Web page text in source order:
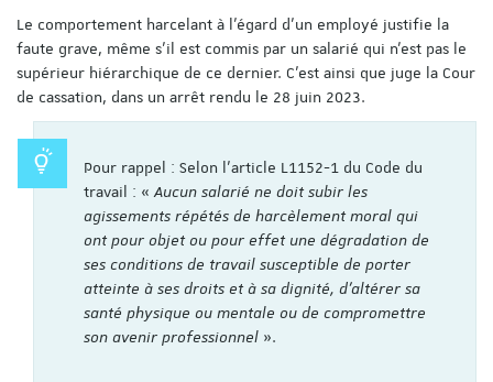
Le comportement harcelant à l’égard d’un employé justifie la
faute grave, même s’il est commis par un salarié qui n’est pas le
supérieur hiérarchique de ce dernier. C’est ainsi que juge la Cour
de cassation, dans un arrêt rendu le 28 juin 2023.
Pour rappel : Selon l’article L1152-1 du Code du
travail : «Aucun salarié ne doit subir les
agissements répétés de harcèlement moral qui
ont pour objet ou pour effet une dégradation de
ses conditions de travail susceptible de porter
atteinte à ses droits et à sa dignité, d'altérer sa
santé physique ou mentale ou de compromettre
son avenir professionnel ».